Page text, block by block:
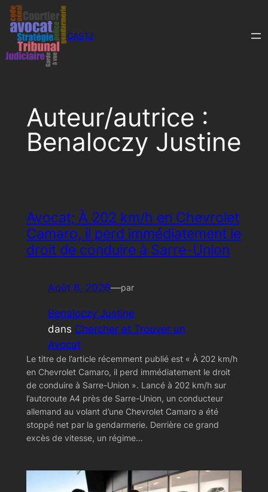
Aller
au
contenu
CASTJ
Auteur/autrice :
Benaloczy Justine
Avocat; À 202 km/h en Chevrolet
Camaro, il perd immédiatement le
droit de conduire à Sarre-Union
Août 8, 2026—par
Benaloczy Justine
dans Chercher et Trouver un
Avocat
Le titre de l’article récemment publié est « À 202 km/h
en Chevrolet Camaro, il perd immédiatement le droit
de conduire à Sarre-Union ». Lancé à 202 km/h sur
l’autoroute A4 près de Sarre-Union, un conducteur
allemand au volant d’une Chevrolet Camaro a été
stoppé net par la gendarmerie. Derrière ce grand
excès de vitesse, un régime…